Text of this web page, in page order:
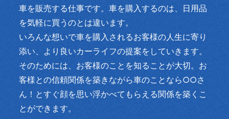
車を販売する仕事です。車を購入するのは、日用品
を気軽に買うのとは違います。
いろんな想いで車を購入されるお客様の人生に寄り
添い、より良いカーライフの提案をしていきます。
そのためには、お客様のことを知ることが大切。お
客様との信頼関係を築きながら車のことなら○○さ
ん！とすぐ顔を思い浮かべてもらえる関係を築くこ
とができます。